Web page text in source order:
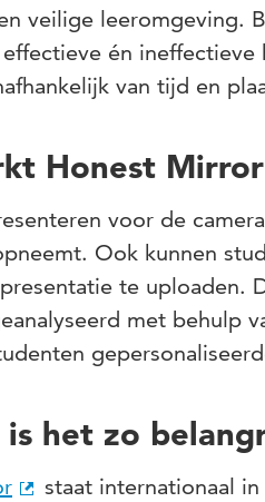
veilige leeromgeving.
én
van tijd en
Honest
voor de
Ook kunnen
te uploaden.
met behulp
is het zo
staat internationaal